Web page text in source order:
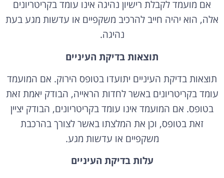
אלה, הוא יהיה חייב להרכיב משקפיים או עדשות מגע בעת
נהיגה.
תוצאות בדיקת העיניים יתועדו בטופס הירוק. אם המועמד
עומד בקריטריונים באשר לחדות הראייה, הבודק יאמת זאת
בטופס. אם המועמד אינו עומד בקריטריונים, הבודק יציין
זאת בטופס, וכן את המלצתו באשר לצורך בהרכבת
משקפיים או עדשות מגע.
עלות בדיקת העיניים
עלות בדיקת העיניים לטופס ירוק משתנה בין חנויות